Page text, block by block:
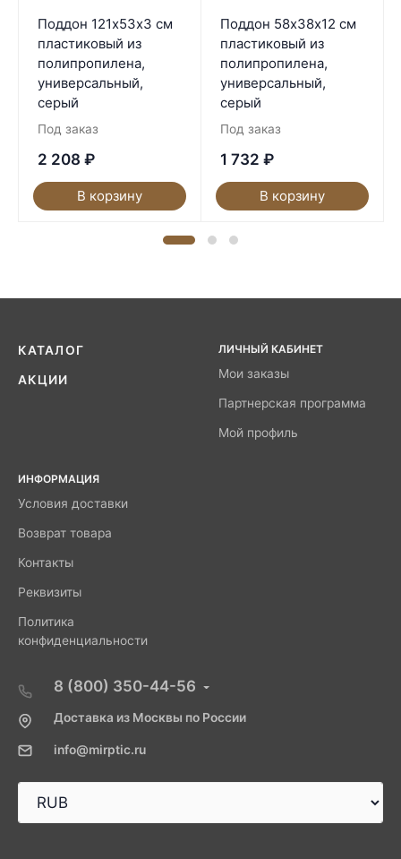
Поддон 121х53х3 см
пластиковый из
полипропилена,
универсальный,
серый
Под заказ
2 208 ₽
В корзину
Поддон 58х38х12 см
пластиковый из
полипропилена,
универсальный,
серый
Под заказ
1 732 ₽
В корзину
КАТАЛОГ
АКЦИИ
ЛИЧНЫЙ КАБИНЕТ
Мои заказы
Партнерская программа
Мой профиль
ИНФОРМАЦИЯ
Условия доставки
Возврат товара
Контакты
Реквизиты
Политика
конфиденциальности
8 (800) 350-44-56
Доставка из Москвы по России
info@mirptic.ru